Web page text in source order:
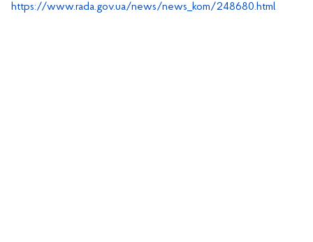
https://www.rada.gov.ua/news/news_kom/248680.html